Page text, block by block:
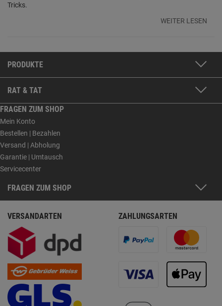
Tricks.
WEITER LESEN
PRODUKTE
RAT & TAT
FRAGEN ZUM SHOP
Mein Konto
Bestellen | Bezahlen
Versand | Abholung
Garantie | Umtausch
Servicecenter
FRAGEN ZUM SHOP
VERSANDARTEN ZAHLUNGSARTEN